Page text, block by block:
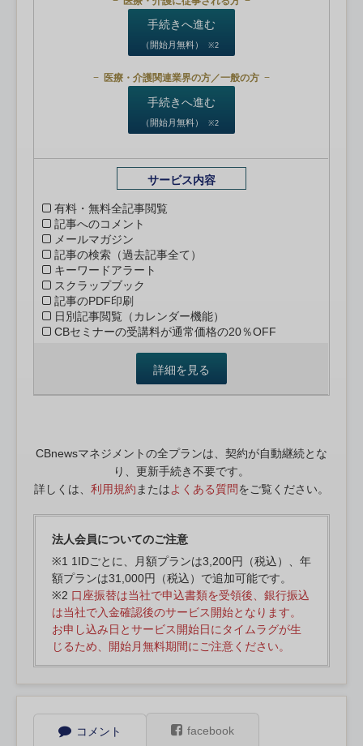
手続きへ進む
（開始月無料） ※2
医療・介護関連業界の方／一般の方
手続きへ進む
（開始月無料） ※2
サービス内容
有料・無料全記事閲覧
記事へのコメント
メールマガジン
記事の検索（過去記事全て）
キーワードアラート
スクラップブック
記事のPDF印刷
日別記事閲覧（カレンダー機能）
CBセミナーの受講料が通常価格の20％OFF
詳細を見る
CBnewsマネジメントの全プランは、契約が自動継続とな
り、更新手続き不要です。
詳しくは、 利用規約 またはよくある質問をご覧ください。
法人会員についてのご注意
※1 1IDごとに、月額プランは3,200円（税込）、年
額プランは31,000円（税込）で追加可能です。
※2 口座振替は当社で申込書類を受領後、銀行振込
は当社で入金確認後のサービス開始となります。
お申し込み日とサービス開始日にタイムラグが生
じるため、開始月無料期間にご注意ください。
コメント facebook